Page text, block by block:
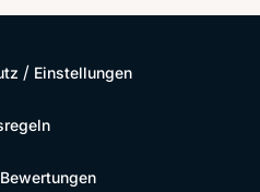
/ Einstellungen